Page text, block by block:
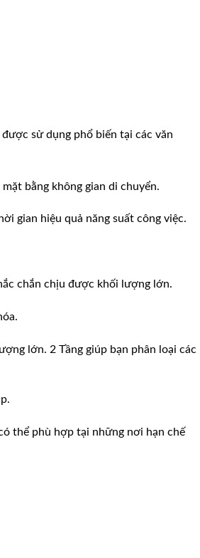
sử dụng phổ biến tại các văn
bằng không gian di chuyển.
gian hiệu quả năng suất công việc.
chắn chịu được khối lượng lớn.
lớn. 2 Tầng giúp bạn phân loại các
thể phù hợp tại những nơi hạn chế